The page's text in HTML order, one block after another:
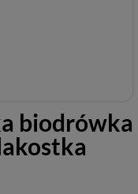
biodrówka